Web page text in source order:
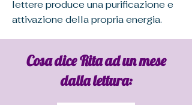
lettere produce una purificazione e
attivazione della propria energia.
Cosa dice Rita ad un mese
dalla lettura:​